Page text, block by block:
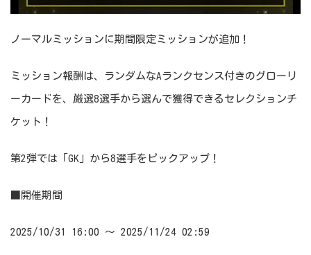
ノーマルミッションに期間限定ミッションが追加！
ミッション報酬は、ランダムなAランクセンス付きのグローリ
ーカードを、厳選8選手から選んで獲得できるセレクションチ
ケット！
第2弾では「GK」から8選手をピックアップ！
■開催期間
2025/10/31 16:00 ～ 2025/11/24 02:59